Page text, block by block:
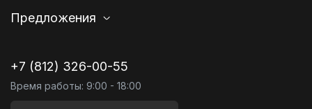
Предложения
+7 (812) 326-00-55
Время работы: 9:00 - 18:00